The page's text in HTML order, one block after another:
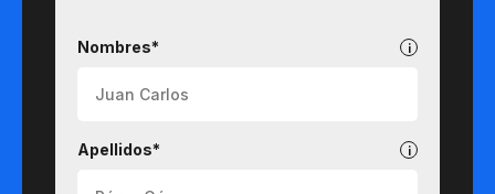
Nombres*
Apellidos*